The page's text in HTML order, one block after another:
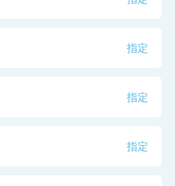
指定
指定
指定